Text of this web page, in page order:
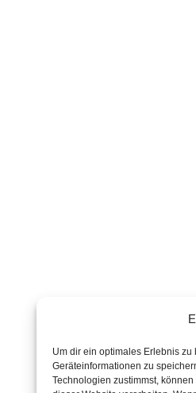
Um dir ein optimales Erlebnis
Geräteinformationen zu
Technologien zustimmst,